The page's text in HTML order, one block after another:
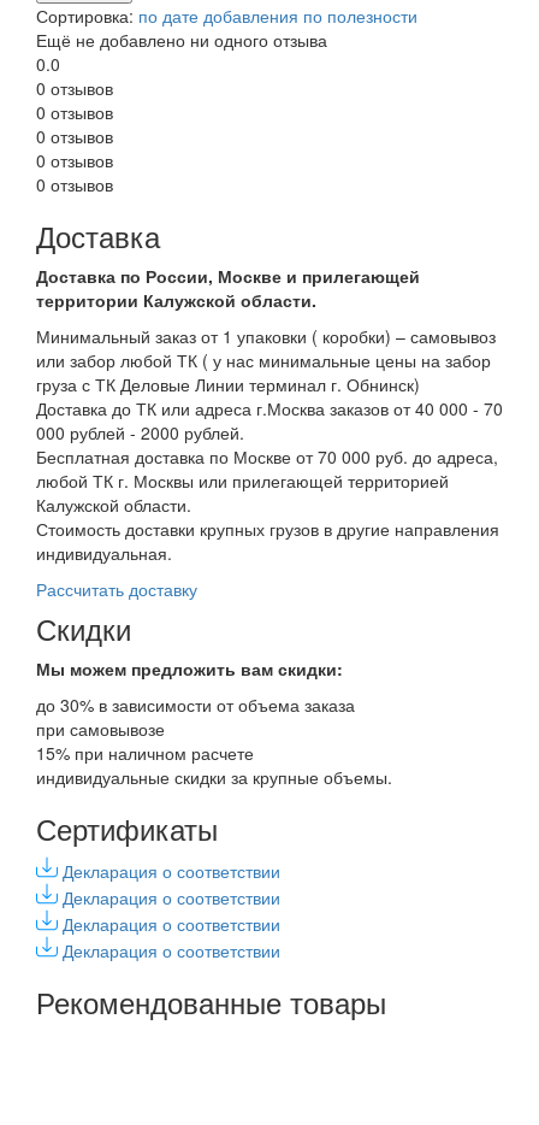
Сортировка: по дате добавления по полезности
Ещё не добавлено ни одного отзыва
0.0
0 отзывов
0 отзывов
0 отзывов
0 отзывов
0 отзывов
Доставка
Доставка по России, Москве и прилегающей
территории Калужской области.
Минимальный заказ от 1 упаковки ( коробки) – самовывоз
или забор любой ТК ( у нас минимальные цены на забор
груза с ТК Деловые Линии терминал г. Обнинск)
Доставка до ТК или адреса г.Москва заказов от 40 000 - 70
000 рублей - 2000 рублей.
Бесплатная доставка по Москве от 70 000 руб. до адреса,
любой ТК г. Москвы или прилегающей территорией
Калужской области.
Стоимость доставки крупных грузов в другие направления
индивидуальная.
Рассчитать доставку
Скидки
Мы можем предложить вам скидки:
до 30% в зависимости от объема заказа
при самовывозе
15% при наличном расчете
индивидуальные скидки за крупные объемы.
Сертификаты
Декларация о соответствии
Декларация о соответствии
Декларация о соответствии
Декларация о соответствии
Рекомендованные товары